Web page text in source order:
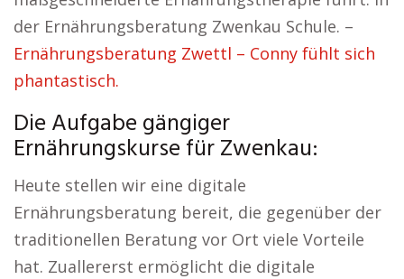
der Ernährungsberatung Zwenkau Schule. –
Ernährungsberatung Zwettl – Conny fühlt sich
phantastisch.
Die Aufgabe gängiger
Ernährungskurse für Zwenkau:
Heute stellen wir eine digitale
Ernährungsberatung bereit, die gegenüber der
traditionellen Beratung vor Ort viele Vorteile
hat. Zuallererst ermöglicht die digitale